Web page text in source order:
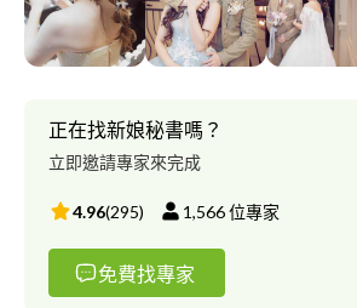
服務 免車馬費用、免鐘點費用 服務項目： 全省新娘秘書服務、結
婚造型、個人造型、 宴會造型、尾牙妝、
式彩妝造型風格 *創造自然無瑕底妝 *乾淨
正在找新娘秘書嗎？
立即邀請專家來完成
4.96(295) 1,566位專家
免費找專家